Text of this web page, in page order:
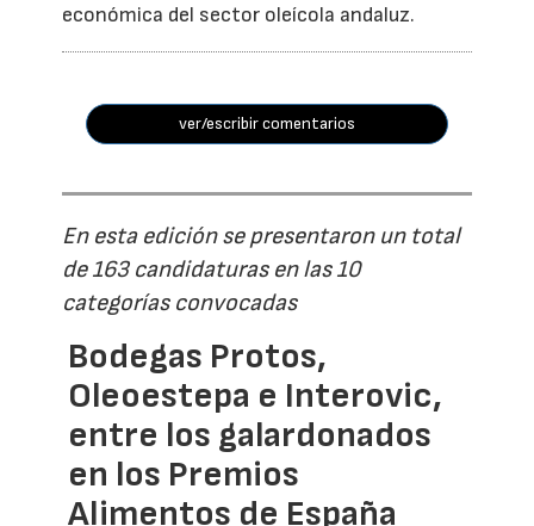
económica del sector oleícola andaluz.
ver/escribir comentarios
En esta edición se presentaron un total
de 163 candidaturas en las 10
categorías convocadas
Bodegas Protos,
Oleoestepa e Interovic,
entre los galardonados
en los Premios
Alimentos de España